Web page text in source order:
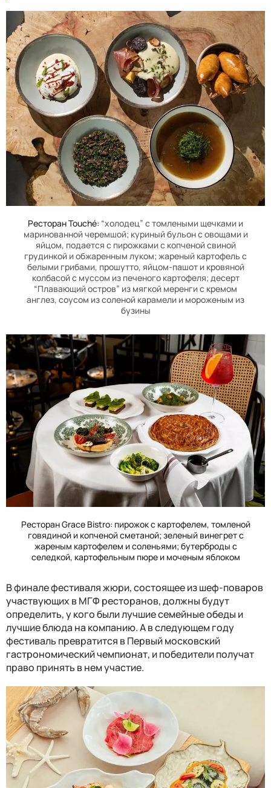
РесторанTouché: “холодец” с томлеными щечками и
маринованной черемшой; куриный бульон с овощами и
яйцом, подается с пирожками с копченой свиной
грудинкой и обжаренным луком; жареный картофель с
белыми грибами, прошутто, яйцом-пашот и кровяной
колбасой с муссом из печеного картофеля; десерт
“Плавающий остров” из мягкой меренги с кремом
англез, соусом из соленой карамели и мороженым из
бузины
РесторанGrace Bistro: пирожок с картофелем, томленой
говядиной и копченой сметаной; зеленый винегрет с
жареным картофелем и соленьями; бутерброды с
селедкой, картофельным пюре и моченым яблоком
В финале фестиваля жюри, состоящее из шеф-поваров
участвующих в МГФ ресторанов, должны будут
определить, у кого были лучшие семейные обеды и
лучшие блюда на компанию. А в следующем году
фестиваль превратится в Первый московский
гастрономический чемпионат, и победители получат
право принять в нем участие.